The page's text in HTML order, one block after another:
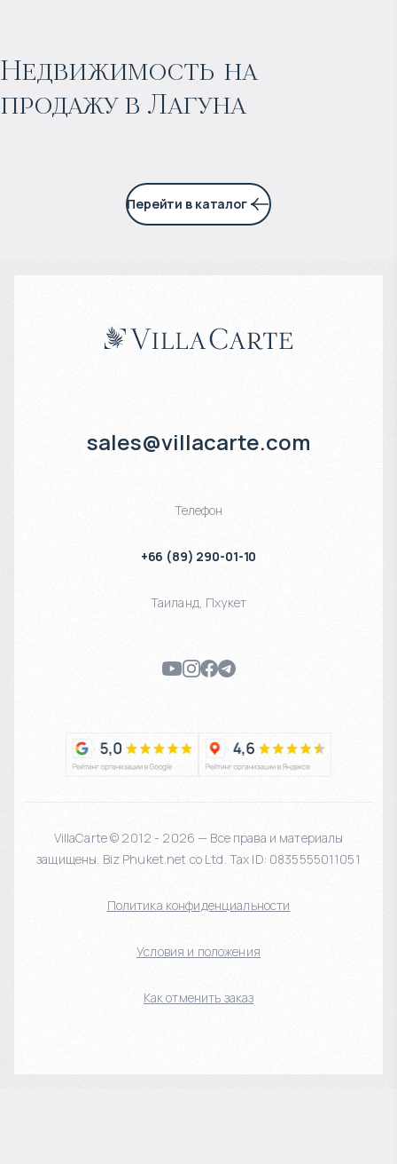
Недвижимость на
продажу в Лагуна
Прогнозируемый доход:
7% годовых
Перейти в каталог
sales@villacarte.com
Телефон
+66 (89) 290-01-10
Таиланд, Пхукет
VillaCarte © 2012 - 2026 — Все права и материалы
защищены. Biz Phuket.net co Ltd. Tax ID: 0835555011051
Политика конфиденциальности
Условия и положения
Как отменить заказ